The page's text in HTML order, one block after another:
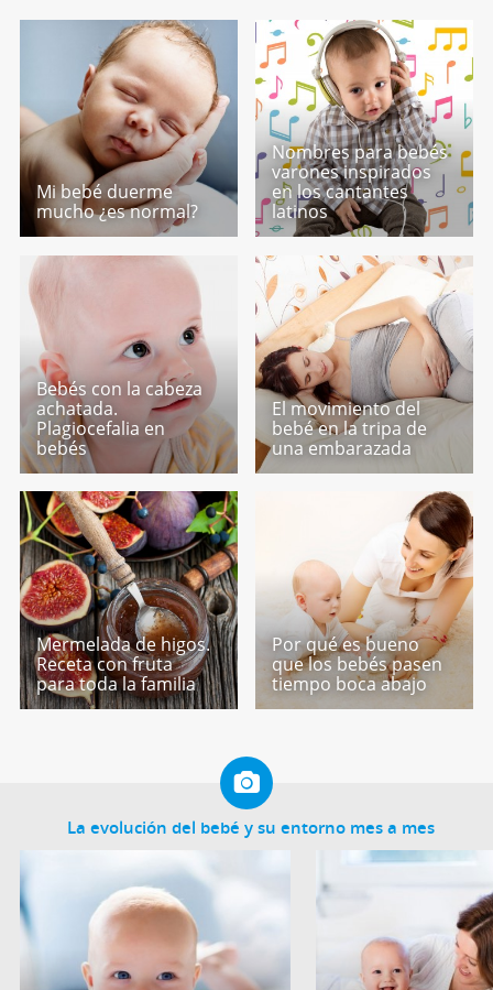
Mi bebé duerme
mucho ¿es normal?
Nombres para bebés
varones inspirados
en los cantantes
latinos
Bebés con la cabeza
achatada.
Plagiocefalia en
bebés
El movimiento del
bebé en la tripa de
una embarazada
Mermelada de higos.
Receta con fruta
para toda la familia
Por qué es bueno
que los bebés pasen
tiempo boca abajo
La evolución del bebé y su entorno mes a mes